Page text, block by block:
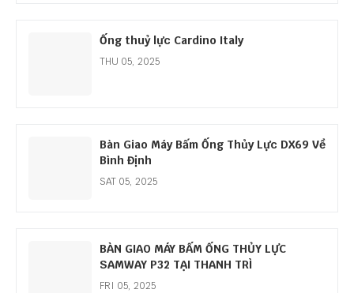
Ống thuỷ lực Cardino Italy
THU 05, 2025
Bàn Giao Máy Bấm Ống Thủy Lực DX69 Về
Bình Định
SAT 05, 2025
BÀN GIAO MÁY BẤM ỐNG THỦY LỰC
SAMWAY P32 TẠI THANH TRÌ
FRI 05, 2025